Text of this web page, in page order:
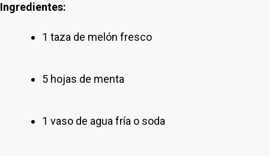
Ingredientes:
1 taza de melón fresco
5 hojas de menta
1 vaso de agua fría o soda